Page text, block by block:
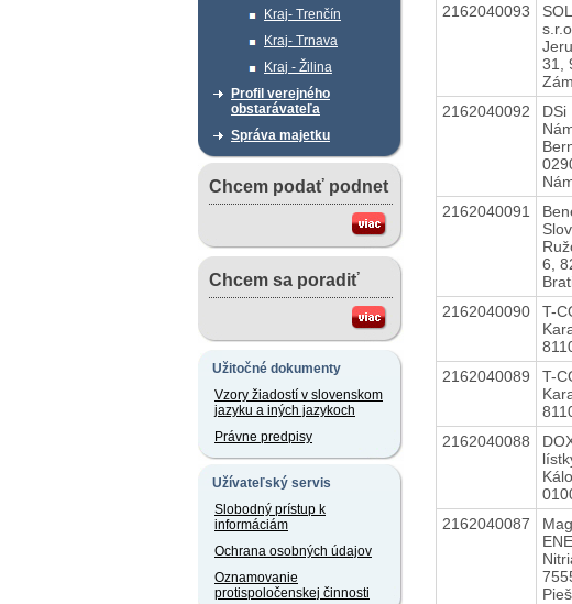
Kraj- Trenčín
Kraj- Trnava
Kraj - Žilina
Profil verejného
obstarávateľa
Správa majetku
Chcem podať podnet
Chcem sa poradiť
Užitočné dokumenty
Vzory žiadostí v slovenskom
jazyku a iných jazykoch
Právne predpisy
Užívateľský servis
Slobodný prístup k
informáciám
Ochrana osobných údajov
Oznamovanie
protispoločenskej činnosti
2162040093
s.r.o.
31,
2162040092
DSi
2162040091
6,
2162040090
T-
2162040089
T-
2162040088
2162040087